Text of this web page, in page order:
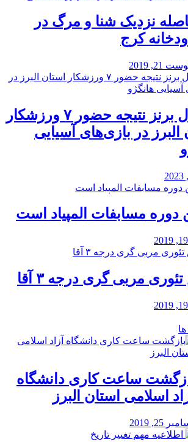
نزدیک شنا و مرگ در
کرج
21, 2019
۲ مدال برنز نتیجه حضور ۷ ورزشکار
البرز در بازی‌های آسیایی
دوره مسابفات المپیاد است
مربی گری درجه ۳ آقا
ساعت کاری دانشگاه
اسلامی استان البرز
25, 2019